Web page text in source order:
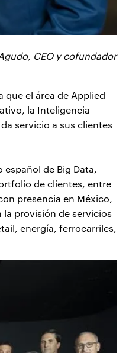
CEO y cofundador
que el área de Applied
la Inteligencia
servicio a sus clientes
de Big Data,
de clientes, entre
presencia en México,
la provisión de servicios
energía, ferrocarriles,